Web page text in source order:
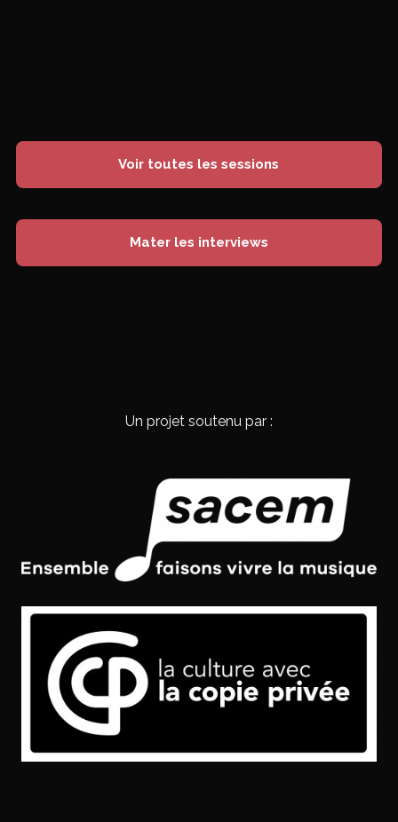
Voir toutes les sessions
Mater les interviews
Un projet soutenu par :